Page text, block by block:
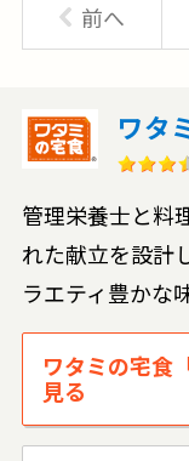
前へ
ワタ
管理栄養士と料
れた献立を設計
ラエティ豊かな
ワタミの宅食
見る